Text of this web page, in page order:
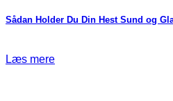
Sådan Holder Du Din Hest Sund og
Læs mere